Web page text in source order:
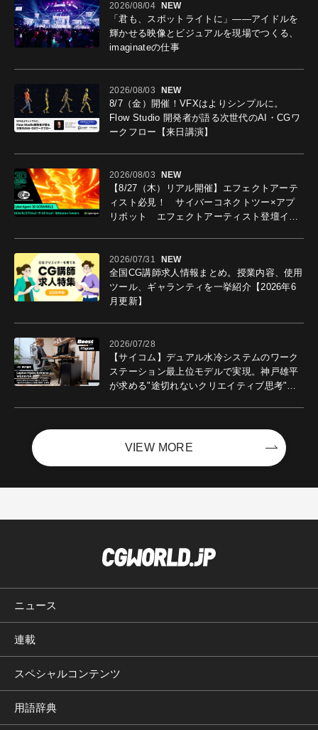
2026/08/04 NEW
「君も、スポットライトに」――アイドルを
輝かせる映像とビジュアルを現場でつくる、
imaginateの仕事
2026/08/03 NEW
8/7（金）開催！VFXはよりシンプルに。
Flow Studio 開発者が語る次世代のAI・CGワ
ークフロー【来日講演】
2026/08/03 NEW
【8/27（木）リアル開催】エフェクトアーテ
ィスト必見！ サイバーコネクトツー×アプ
リボット エフェクトアーティスト登壇イベ
2026/07/31 NEW
全国CG講師求人情報まとめ。授業内容、使用
ツール、ギャランティを一挙紹介【2026年6
月更新】
2026/07/28
【サイコム】デュアル水冷システムのワーク
ステーション最上位モデルで実現。神戸雄平
が求める"途切れないクリエイティブ思考"｜
VIEW MORE
ニュース
連載
スペシャルコンテンツ
用語辞典